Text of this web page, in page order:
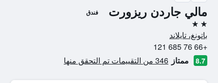
مالي جاردن ريزورت فندق
2 نجمتين
باتونغ، تايلاند
+66 76 685 121
8.7 ممتاز 346 من التقييمات تم التحقق منها